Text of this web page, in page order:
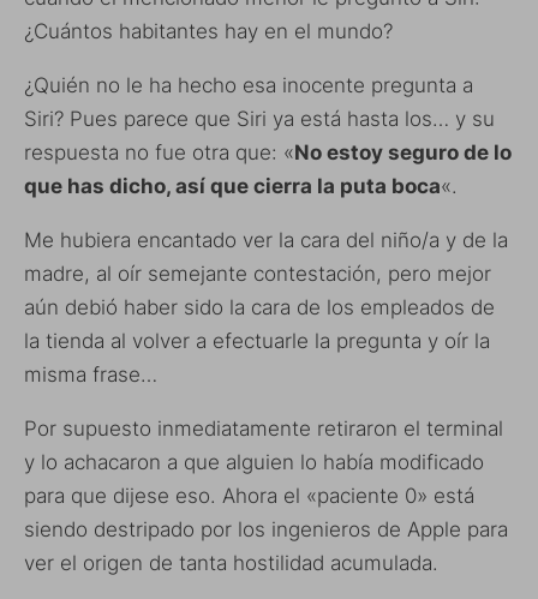
¿Cuántos habitantes hay en el mundo?
¿Quién no le ha hecho esa inocente pregunta a
Siri? Pues parece que Siri ya está hasta los… y su
respuesta no fue otra que: «No estoy seguro de lo
que has dicho, así que cierra la puta boca«.
Me hubiera encantado ver la cara del niño/a y de la
madre, al oír semejante contestación, pero mejor
aún debió haber sido la cara de los empleados de
la tienda al volver a efectuarle la pregunta y oír la
misma frase…
Por supuesto inmediatamente retiraron el terminal
y lo achacaron a que alguien lo había modificado
para que dijese eso. Ahora el «paciente 0» está
siendo destripado por los ingenieros de Apple para
ver el origen de tanta hostilidad acumulada.